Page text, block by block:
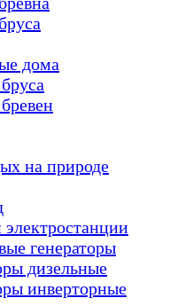
дома
на природе
генераторы
дизельные
инверторные